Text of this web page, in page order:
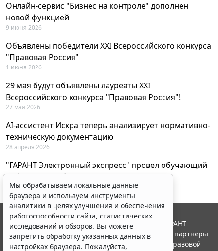
Онлайн-сервис "Бизнес на контроле" дополнен
новой функцией
9 июня 2026
Объявлены победители XXI Всероссийского конкурса
"Правовая Россия"
1 июня 2026
29 мая будут объявлены лауреаты XXI
Всероссийского конкурса "Правовая Россия"!
27 мая 2026
AI-ассистент Искра теперь анализирует нормативно-
техническую документацию
28 апреля 2026
"ГАРАНТ Электронный экспресс" провел обучающий
вебинар по работе с AI-ассистентом Искра
23 апреля 2026
Мы обрабатываем локальные данные
браузера и используем инструменты
аналитики в целях улучшения и обеспечения
работоспособности сайта, статистических
исследований и обзоров. Вы можете
запретить обработку указанных данных в
настройках браузера. Пожалуйста,
© ООО "НПП "ГАРАНТ-СЕРВИС", 2026. Система ГАРАНТ
выпускается с 1990 года. Компания "Гарант" и ее партнеры
являются участниками Российской ассоциации правовой